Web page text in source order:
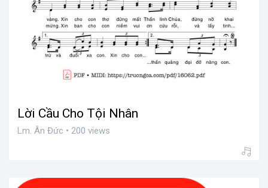
Ước mơ đời con
Lm. Ân Đức • 200 views